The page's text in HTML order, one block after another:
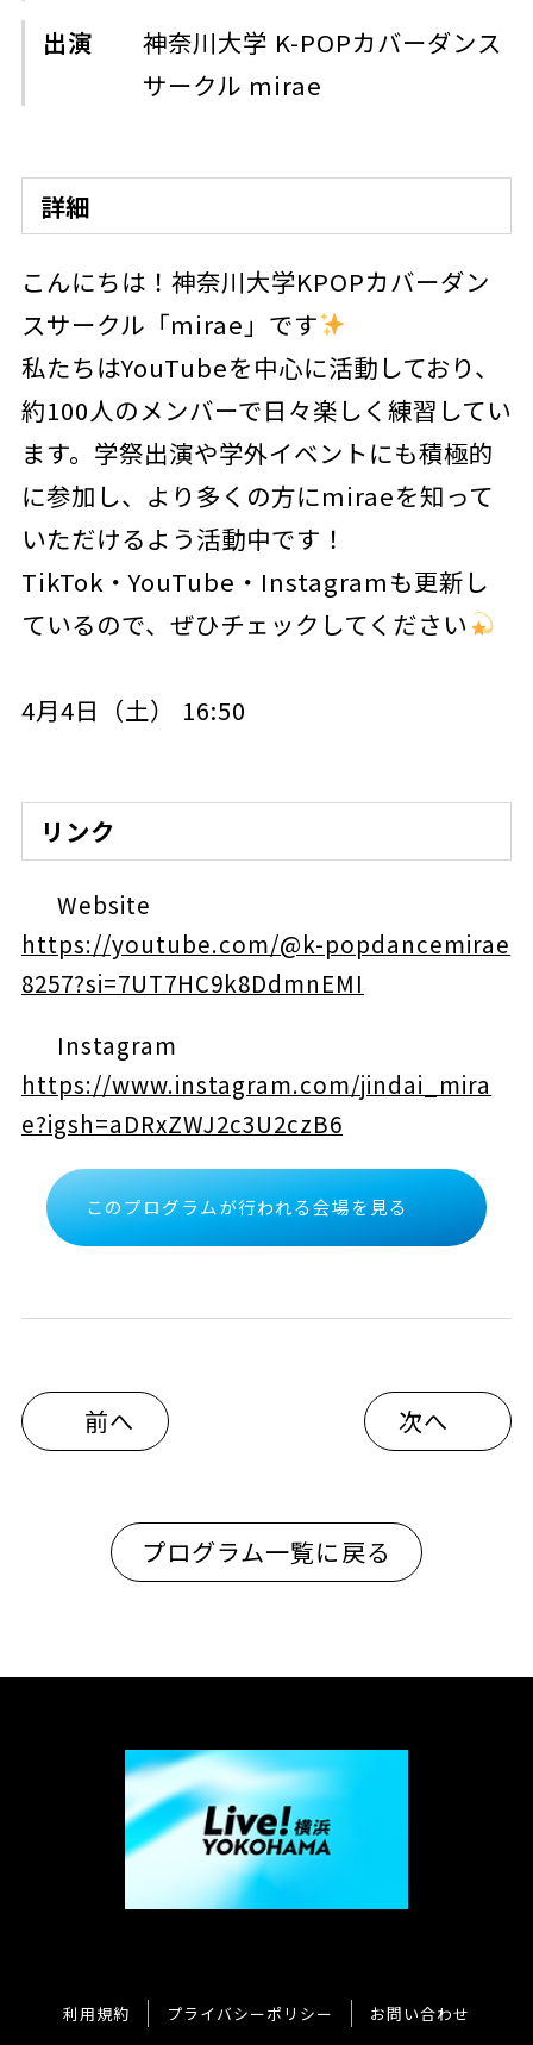
出演
神奈川大学 K-POPカバーダンス
サークル mirae
詳細
こんにちは！神奈川大学KPOPカバーダン
スサークル「mirae」です
私たちはYouTubeを中心に活動しており、
約100人のメンバーで日々楽しく練習してい
ます。学祭出演や学外イベントにも積極的
に参加し、より多くの方にmiraeを知って
いただけるよう活動中です！
TikTok・YouTube・Instagramも更新し
ているので、ぜひチェックしてください
4月4日（土） 16:50
リンク
Website
https://youtube.com/@k-popdancemirae
8257?si=7UT7HC9k8DdmnEMI
Instagram
https://www.instagram.com/jindai_mira
e?igsh=aDRxZWJ2c3U2czB6
このプログラムが行われる会場を見る
前へ 次へ
プログラム一覧に戻る
利用規約 プライバシーポリシー お問い合わせ